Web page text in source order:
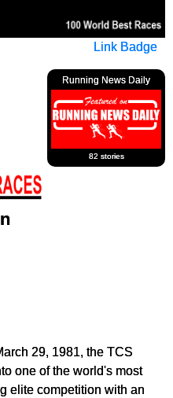
Link Badge
Running News Daily
82 stories
29, 1981, the TCS
one of the world's most
elite competition with an